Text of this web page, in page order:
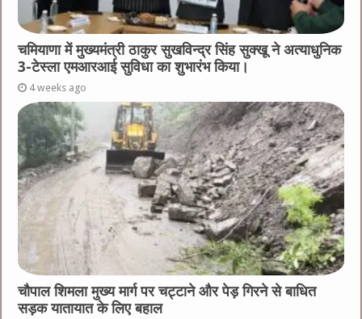
चमियाणा में मुख्यमंत्री ठाकुर सुखविन्द्र सिंह सुक्खू ने अत्याधुनिक
3-टेस्ला एमआरआई सुविधा का शुभारंभ किया।
4 weeks ago
चौपाल शिमला मुख्य मार्ग पर चट्टाने और पेड़ गिरने से बाधित
सड़क यातायात के लिए बहाल